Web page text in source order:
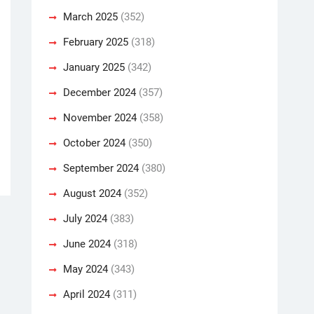
March 2025 (352)
February 2025 (318)
January 2025 (342)
December 2024 (357)
November 2024 (358)
October 2024 (350)
September 2024 (380)
August 2024 (352)
July 2024 (383)
June 2024 (318)
May 2024 (343)
April 2024 (311)